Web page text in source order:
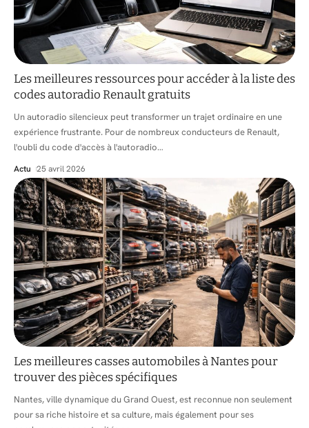
Les meilleures ressources pour accéder à la liste des
codes autoradio Renault gratuits
Un autoradio silencieux peut transformer un trajet ordinaire en une
expérience frustrante. Pour de nombreux conducteurs de Renault,
l'oubli du code d'accès à l'autoradio…
Actu 25 avril 2026
Les meilleures casses automobiles à Nantes pour
trouver des pièces spécifiques
Nantes, ville dynamique du Grand Ouest, est reconnue non seulement
pour sa riche histoire et sa culture, mais également pour ses